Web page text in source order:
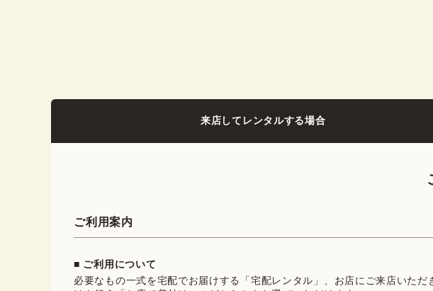
来店してレンタルする場合
ご利用案内
■ ご利用について
必要なもの一式を宅配でお届けする「宅配レンタル」、お店にご来店いただ